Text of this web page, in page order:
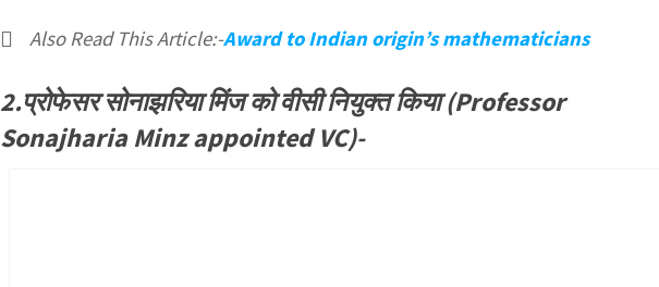
Also Read This Article:-Award to Indian origin’s mathematicians
2.प्रोफेसर सोनाझरिया मिंज को वीसी नियुक्त किया (Professor
Sonajharia Minz appointed VC)-